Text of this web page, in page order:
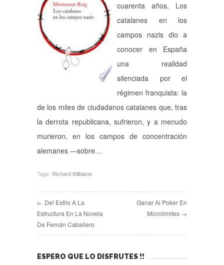
cuarenta años, Los
catalanes en los
campos nazis dio a
conocer en España
una realidad
silenciada por el
régimen franquista: la
de los miles de ciudadanos catalanes que, tras
la derrota republicana, sufrieron, y a menudo
murieron, en los campos de concentración
alemanes —sobre…
Tags: Richard Killblane
← Del Estilo A La
Estructura En La Novela
De Fernán Caballero
Ganar Al Poker En
Microlimites →
ESPERO QUE LO DISFRUTES !!